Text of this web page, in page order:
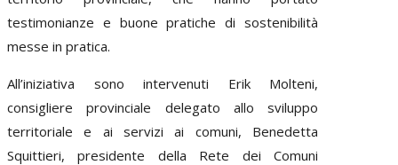
testimonianze e buone pratiche di sostenibilità
messe in pratica.
All’iniziativa sono intervenuti Erik Molteni,
consigliere provinciale delegato allo sviluppo
territoriale e ai servizi ai comuni, Benedetta
Squittieri, presidente della Rete dei Comuni